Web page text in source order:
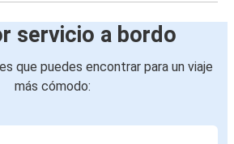
servicio a bordo
que puedes encontrar para un viaje
más cómodo: